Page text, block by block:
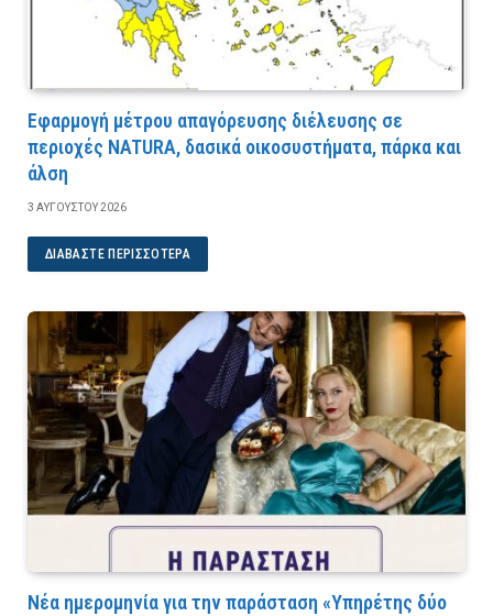
Εφαρμογή μέτρου απαγόρευσης διέλευσης σε
περιοχές NATURA, δασικά οικοσυστήματα, πάρκα και
άλση
3 ΑΥΓΟΎΣΤΟΥ 2026
ΔΙΑΒΆΣΤΕ ΠΕΡΙΣΣΌΤΕΡΑ
Νέα ημερομηνία για την παράσταση «Υπηρέτης δύο